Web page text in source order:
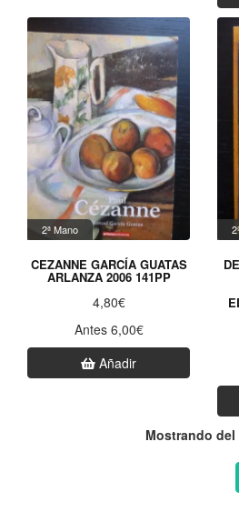
2ª Mano
CEZANNE GARCÍA GUATAS
ARLANZA 2006 141PP
4,80€
Antes 6,00€
Añadir
Mostrando